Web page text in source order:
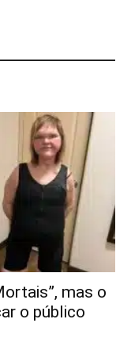
mas o
o público